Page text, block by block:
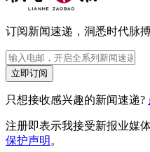
订阅新闻速递，洞悉时代脉搏
立即订阅
只想接收感兴趣的新闻速递?
注册即表示我接受新报业媒
保护声明 。